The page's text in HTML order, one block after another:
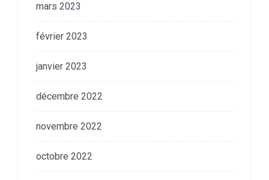
mars 2023
février 2023
janvier 2023
décembre 2022
novembre 2022
octobre 2022